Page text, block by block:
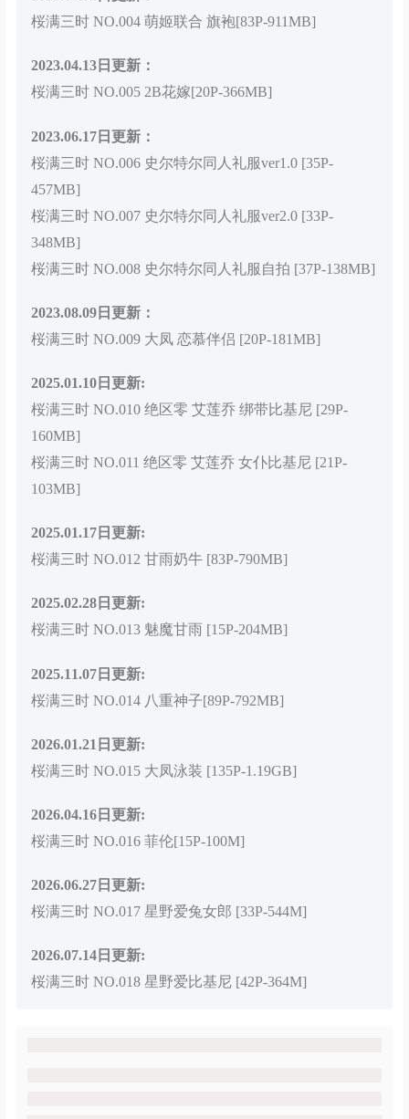
桜满三时 NO.004 萌姬联合 旗袍[83P-911MB]
2023.04.13日更新：
桜满三时 NO.005 2B花嫁[20P-366MB]
2023.06.17日更新：
桜满三时 NO.006 史尔特尔同人礼服ver1.0 [35P-
457MB]
桜满三时 NO.007 史尔特尔同人礼服ver2.0 [33P-
348MB]
桜满三时 NO.008 史尔特尔同人礼服自拍 [37P-138MB]
2023.08.09日更新：
桜满三时 NO.009 大凤 恋慕伴侣 [20P-181MB]
2025.01.10日更新:
桜满三时 NO.010 绝区零 艾莲乔 绑带比基尼 [29P-
160MB]
桜满三时 NO.011 绝区零 艾莲乔 女仆比基尼 [21P-
103MB]
2025.01.17日更新:
桜满三时 NO.012 甘雨奶牛 [83P-790MB]
2025.02.28日更新:
桜满三时 NO.013 魅魔甘雨 [15P-204MB]
2025.11.07日更新:
桜满三时 NO.014 八重神子[89P-792MB]
2026.01.21日更新:
桜满三时 NO.015 大凤泳装 [135P-1.19GB]
2026.04.16日更新:
桜满三时 NO.016 菲伦[15P-100M]
2026.06.27日更新:
桜满三时 NO.017 星野爱兔女郎 [33P-544M]
2026.07.14日更新:
桜满三时 NO.018 星野爱比基尼 [42P-364M]